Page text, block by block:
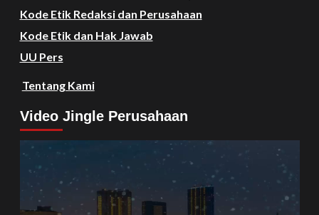
Kode Etik Redaksi dan Perusahaan
Kode Etik dan Hak Jawab
UU Pers
Tentang Kami
Video Jingle Perusahaan
Video
Player